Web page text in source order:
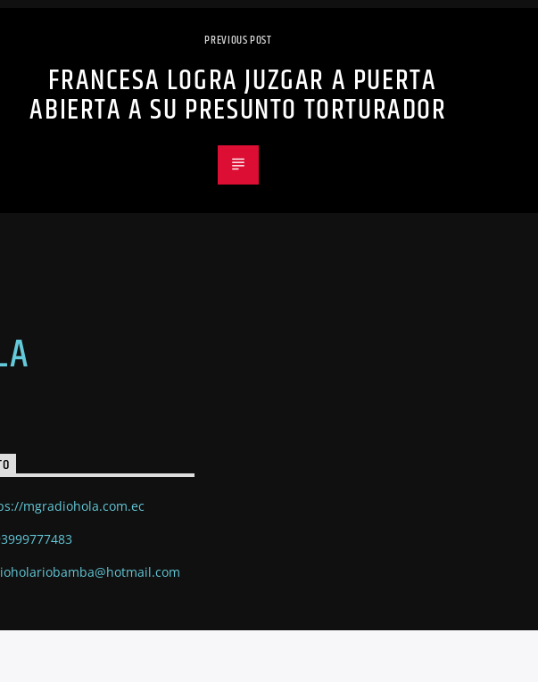
PREVIOUS POST
FRANCESA LOGRA JUZGAR A PUERTA
ABIERTA A SU PRESUNTO TORTURADOR
mgradiohola.com.ec